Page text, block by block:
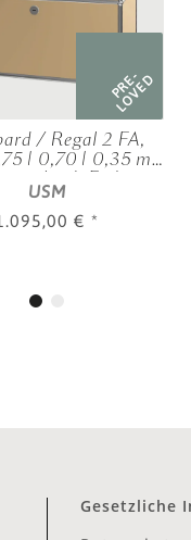
PRE-
LOVED
/ Regal 2 FA,
| 0,70 | 0,35 m,
Farben
USM
€ *
Gesetzliche